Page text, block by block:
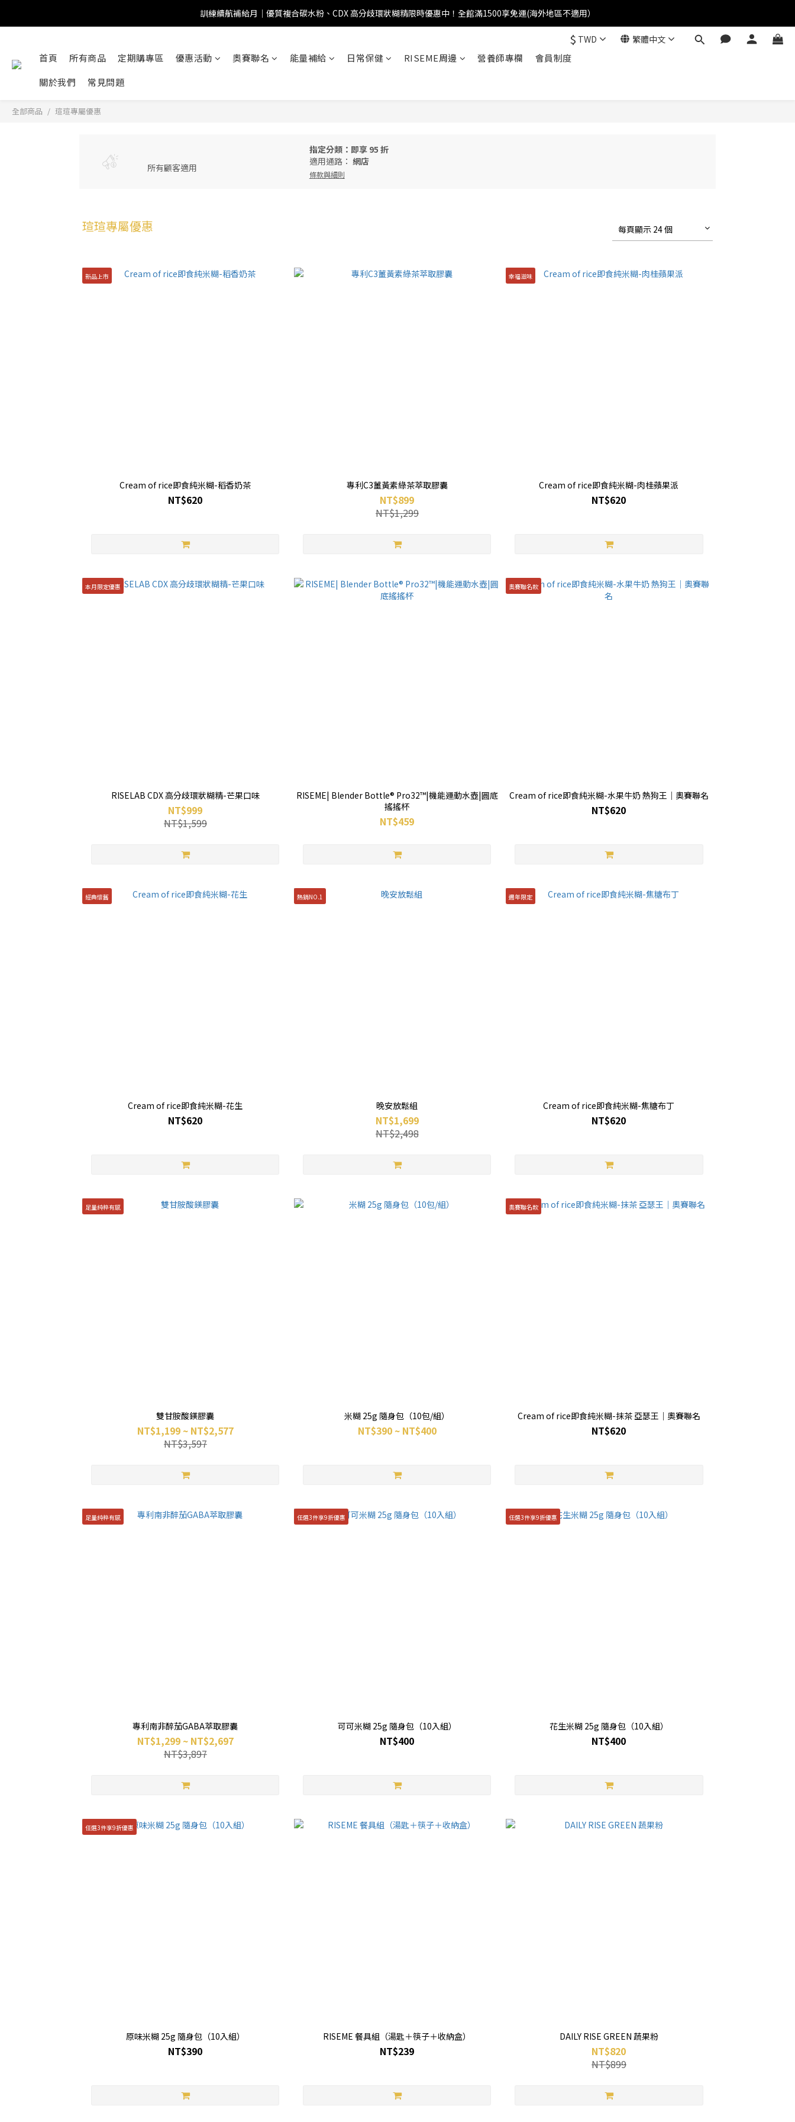
訓練續航補給月｜優質複合碳水粉、CDX 高分歧環狀糊精限時優惠中！全館滿1500享免運(海外地區不適用）
$ TWD 繁體中文
首頁 所有商品 定期購專區 優惠活動 奧賽聯名 能量補給 日常保健 RISEME周邊 營養師專欄
會員制度
關於我們
常見問題
全部商品 瑄瑄專屬優惠
所有顧客適用
指定分類：即享 95 折
適用通路： 網店
條款與細則
瑄瑄專屬優惠 每頁顯示 24 個
新品上市
Cream of rice即食純米糊-稻香奶茶
NT$620
專利C3薑黃素綠茶萃取膠囊
NT$899
NT$1,299
幸福滋味
Cream of rice即食純米糊-肉桂蘋果派
NT$620
本月限定優惠
RISELAB CDX 高分歧環狀糊精-芒果口味
NT$999
NT$1,599
RISEME| Blender Bottle® Pro32™|機能運動水壺|圓底
搖搖杯
NT$459
奧賽聯名款
Cream of rice即食純米糊-水果牛奶 熱狗王｜奧賽聯名
NT$620
經典懷舊
Cream of rice即食純米糊-花生
NT$620
熱銷NO.1
晚安放鬆組
NT$1,699
NT$2,498
週年限定
Cream of rice即食純米糊-焦糖布丁
NT$620
足量純粹有感
雙甘胺酸鎂膠囊
NT$1,199 ~ NT$2,577
NT$3,597
米糊 25g 隨身包（10包/組）
NT$390 ~ NT$400
奧賽聯名款
Cream of rice即食純米糊-抹茶 亞瑟王｜奧賽聯名
NT$620
足量純粹有感
專利南非醉茄GABA萃取膠囊
NT$1,299 ~ NT$2,697
NT$3,897
任選3件享9折優惠
可可米糊 25g 隨身包（10入組）
NT$400
任選3件享9折優惠
花生米糊 25g 隨身包（10入組）
NT$400
任選3件享9折優惠
原味米糊 25g 隨身包（10入組）
NT$390
RISEME 餐具組（湯匙＋筷子＋收納盒）
NT$239
DAILY RISE GREEN 蔬果粉
NT$820
NT$899